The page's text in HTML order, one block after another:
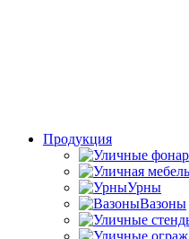
Продукция
Урны
Вазоны